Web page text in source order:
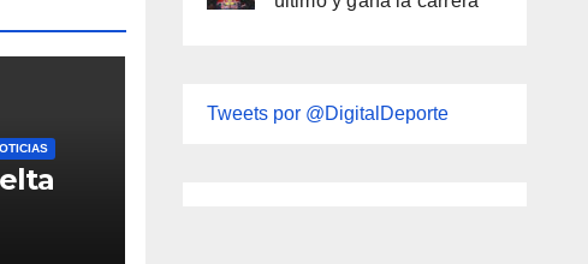
Tweets por @DigitalDeporte